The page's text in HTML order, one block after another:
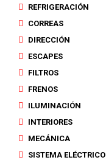
REFRIGERACIÓN
CORREAS
DIRECCIÓN
ESCAPES
FILTROS
FRENOS
ILUMINACIÓN
INTERIORES
MECÁNICA
SISTEMA ELÉCTRICO